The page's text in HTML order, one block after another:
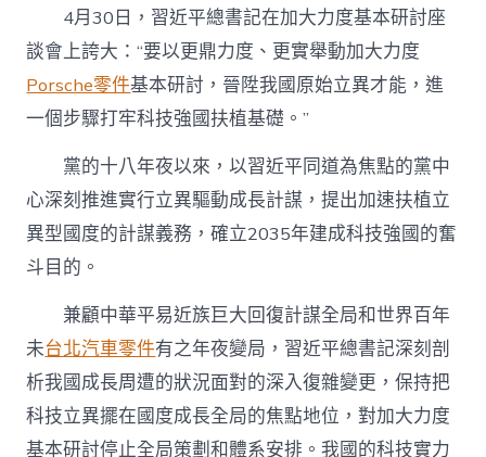
途
同
歸
—
德
零
件
商
時
期
我
國
基
本
研
4月30日，習近平總書記在加大力度基本研討座
談會上誇大：“要以更鼎力度、更實舉動加大力度
Porsche零件基本研討，晉陞我國原始立異才能，進
一個步驟打牢科技強國扶植基礎。”
黨的十八年夜以來，以習近平同道為焦點的黨中
心深刻推進實行立異驅動成長計謀，提出加速扶植立
異型國度的計謀義務，確立2035年建成科技強國的奮
斗目的。
兼顧中華平易近族巨大回復計謀全局和世界百年
未台北汽車零件有之年夜變局，習近平總書記深刻剖
析我國成長周遭的狀況面對的深入復雜變更，保持把
科技立異擺在國度成長全局的焦點地位，對加大力度
基本研討停止全局策劃和體系安排。我國的科技實力